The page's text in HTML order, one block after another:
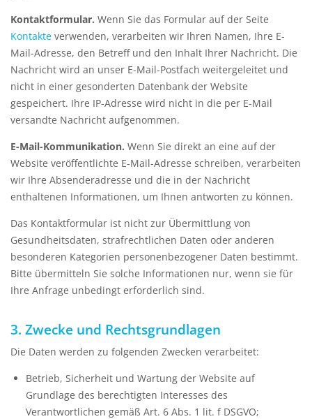
Kontaktformular. Wenn Sie das Formular auf der Seite
Kontakte verwenden, verarbeiten wir Ihren Namen, Ihre E-
Mail-Adresse, den Betreff und den Inhalt Ihrer Nachricht. Die
Nachricht wird an unser E-Mail-Postfach weitergeleitet und
nicht in einer gesonderten Datenbank der Website
gespeichert. Ihre IP-Adresse wird nicht in die per E-Mail
versandte Nachricht aufgenommen.
E-Mail-Kommunikation. Wenn Sie direkt an eine auf der
Website veröffentlichte E-Mail-Adresse schreiben, verarbeiten
wir Ihre Absenderadresse und die in der Nachricht
enthaltenen Informationen, um Ihnen antworten zu können.
Das Kontaktformular ist nicht zur Übermittlung von
Gesundheitsdaten, strafrechtlichen Daten oder anderen
besonderen Kategorien personenbezogener Daten bestimmt.
Bitte übermitteln Sie solche Informationen nur, wenn sie für
Ihre Anfrage unbedingt erforderlich sind.
3. Zwecke und Rechtsgrundlagen
Die Daten werden zu folgenden Zwecken verarbeitet:
Betrieb, Sicherheit und Wartung der Website auf
Grundlage des berechtigten Interesses des
Verantwortlichen gemäß Art. 6 Abs. 1 lit. f DSGVO;